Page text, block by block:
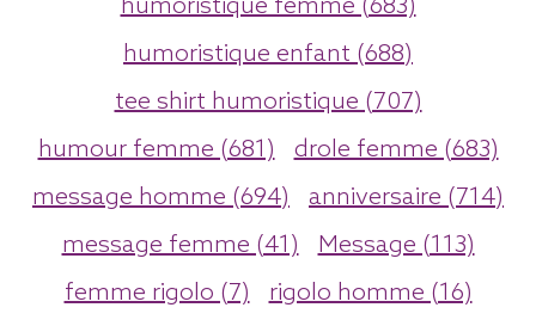
humoristique femme (683)
humoristique enfant (688)
tee shirt humoristique (707)
humour femme (681)
drole femme (683)
message homme (694)
anniversaire (714)
message femme (41)
Message (113)
femme rigolo (7)
rigolo homme (16)